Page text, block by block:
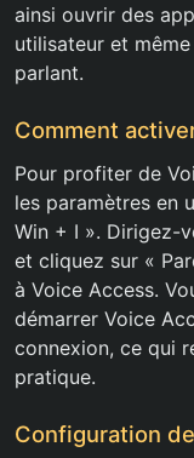
ainsi ouvrir des
utilisateur et
parlant.
Comment
Pour profiter de
les paramètres en
Win + I ». Dirigez-
et cliquez sur «
à Voice Access.
démarrer Voice
connexion, ce qui
pratique.
Configuration